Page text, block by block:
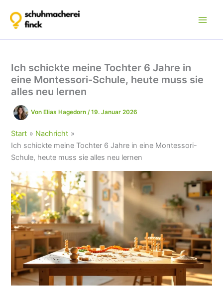
Inhalt
springen
Ich schickte meine Tochter 6 Jahre in
eine Montessori-Schule, heute muss sie
alles neu lernen
Von Elias Hagedorn/19. Januar 2026
Start
Nachricht
Ich schickte meine Tochter 6 Jahre in eine Montessori-
Schule, heute muss sie alles neu lernen